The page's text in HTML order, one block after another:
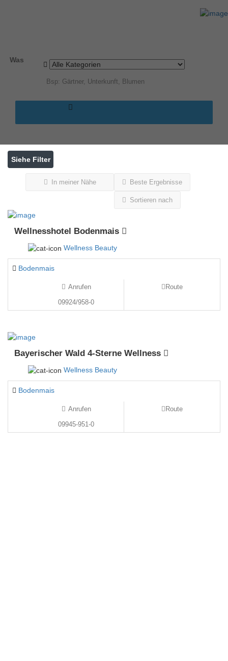
Was
Siehe Filter
In meiner Nähe Beste Ergebnisse
Sortieren nach
Wellnesshotel Bodenmais
Wellness Beauty
Bodenmais
Anrufen
09924/958-0
Route
Bayerischer Wald 4-Sterne Wellness
Wellness Beauty
Bodenmais
Anrufen
09945-951-0
Route